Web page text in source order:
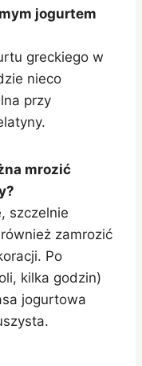
jogurtem
greckiego w
nieco
przy
mrozić
szczelnie
zamrozić
Po
kilka godzin)
jogurtowa